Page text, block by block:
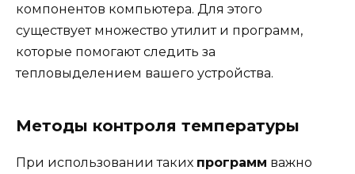
компонентов компьютера. Для этого
существует множество утилит и программ,
которые помогают следить за
тепловыделением вашего устройства.
Методы контроля температуры
При использовании таких программ важно